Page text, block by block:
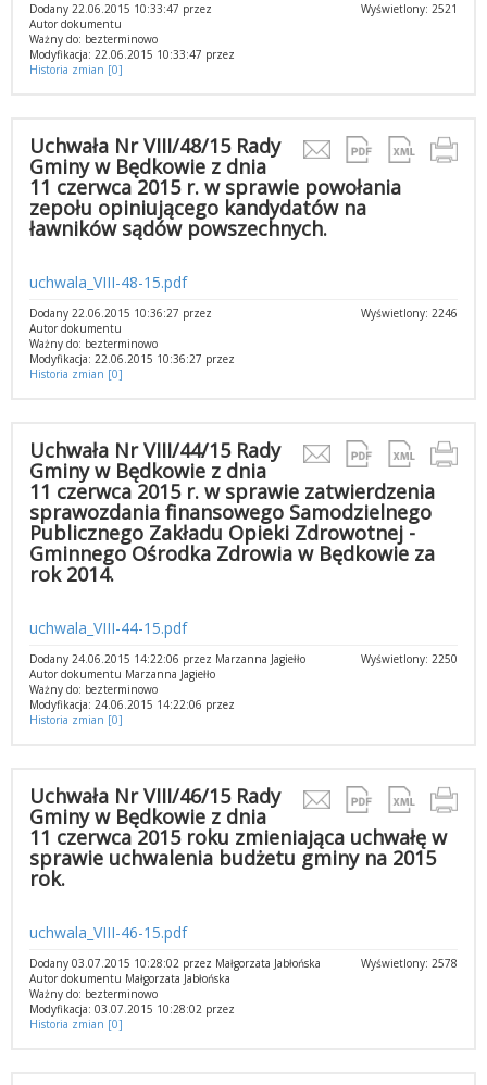
Wyświetlony: 2521
Dodany 22.06.2015 10:33:47 przez
Autor dokumentu
Ważny do: bezterminowo
Modyfikacja: 22.06.2015 10:33:47 przez
Historia zmian [0]
Uchwała Nr VIII/48/15 Rady
Gminy w Będkowie z dnia
11 czerwca 2015 r. w sprawie powołania
zepołu opiniującego kandydatów na
ławników sądów powszechnych.
uchwala_VIII-48-15.pdf
Wyświetlony: 2246
Dodany 22.06.2015 10:36:27 przez
Autor dokumentu
Ważny do: bezterminowo
Modyfikacja: 22.06.2015 10:36:27 przez
Historia zmian [0]
Uchwała Nr VIII/44/15 Rady
Gminy w Będkowie z dnia
11 czerwca 2015 r. w sprawie zatwierdzenia
sprawozdania finansowego Samodzielnego
Publicznego Zakładu Opieki Zdrowotnej -
Gminnego Ośrodka Zdrowia w Będkowie za
rok 2014.
uchwala_VIII-44-15.pdf
Wyświetlony: 2250
Dodany 24.06.2015 14:22:06 przez Marzanna Jagiełło
Autor dokumentu Marzanna Jagiełło
Ważny do: bezterminowo
Modyfikacja: 24.06.2015 14:22:06 przez
Historia zmian [0]
Uchwała Nr VIII/46/15 Rady
Gminy w Będkowie z dnia
11 czerwca 2015 roku zmieniająca uchwałę w
sprawie uchwalenia budżetu gminy na 2015
rok.
uchwala_VIII-46-15.pdf
Wyświetlony: 2578
Dodany 03.07.2015 10:28:02 przez Małgorzata Jabłońska
Autor dokumentu Małgorzata Jabłońska
Ważny do: bezterminowo
Modyfikacja: 03.07.2015 10:28:02 przez
Historia zmian [0]